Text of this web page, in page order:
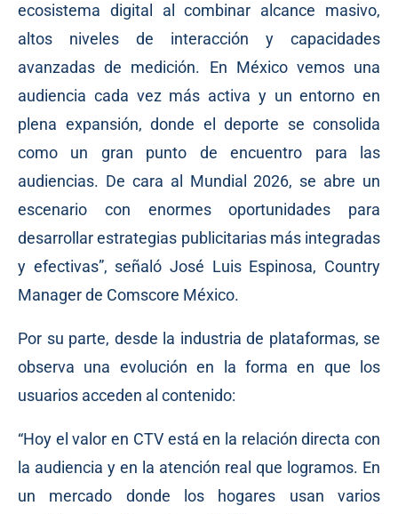
ecosistema digital al combinar alcance masivo,
altos niveles de interacción y capacidades
avanzadas de medición. En México vemos una
audiencia cada vez más activa y un entorno en
plena expansión, donde el deporte se consolida
como un gran punto de encuentro para las
audiencias. De cara al Mundial 2026, se abre un
escenario con enormes oportunidades para
desarrollar estrategias publicitarias más integradas
y efectivas”, señaló José Luis Espinosa, Country
Manager de Comscore México.
Por su parte, desde la industria de plataformas, se
observa una evolución en la forma en que los
usuarios acceden al contenido:
“Hoy el valor en CTV está en la relación directa con
la audiencia y en la atención real que logramos. En
un mercado donde los hogares usan varios